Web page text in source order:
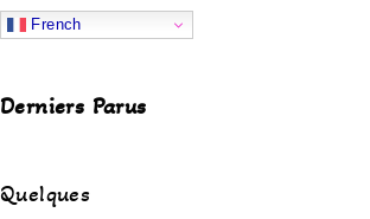
French
Derniers Parus
Quelques